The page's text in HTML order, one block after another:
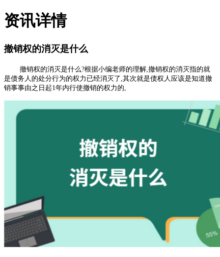
资讯详情
撤销权的消灭是什么
撤销权的消灭是什么?根据小编老师的理解,撤销权的消灭指的就
是债务人的处分行为的权力已经消灭了,其次就是债权人应该是知道撤
销事事由之日起1年内行使撤销的权力的,